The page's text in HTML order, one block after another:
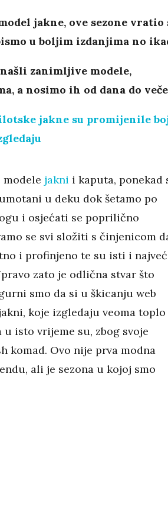
jakne, ove sezone vratio
u boljim izdanjima no
zanimljive modele,
a nosimo ih od dana do
jakne su promijenile
jakni i kaputa, ponekad
u deku dok šetamo po
i osjećati se poprilično
se svi složiti s činjenicom
i profinjeno te su isti i
zato je odlična stvar što
smo da si u škicanju web
koje izgledaju veoma
isto vrijeme su, zbog svoje
komad. Ovo nije prva modna
ali je sezona u kojoj smo